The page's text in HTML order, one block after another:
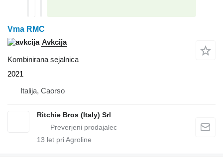
Vma RMC
Avkcija
Kombinirana sejalnica
2021
Italija, Caorso
Ritchie Bros (Italy) Srl
13 let pri Agroline